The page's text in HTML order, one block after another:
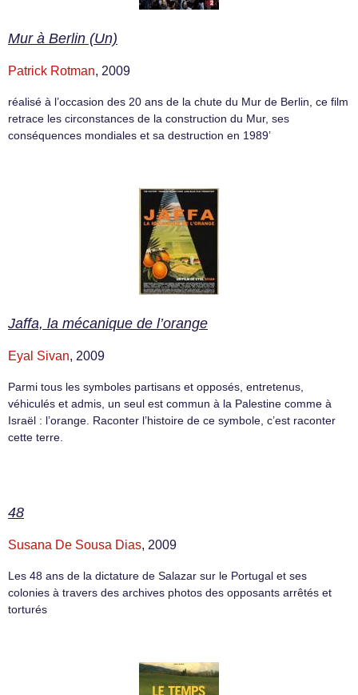
Mur à Berlin (Un)
Patrick Rotman, 2009
réalisé à l’occasion des 20 ans de la chute du Mur de Berlin, ce film
retrace les circonstances de la construction du Mur, ses
conséquences mondiales et sa destruction en 1989’
Jaffa, la mécanique de l’orange
Eyal Sivan, 2009
Parmi tous les symboles partisans et opposés, entretenus,
véhiculés et admis, un seul est commun à la Palestine comme à
Israël : l’orange. Raconter l’histoire de ce symbole, c’est raconter
cette terre.
48
Susana De Sousa Dias, 2009
Les 48 ans de la dictature de Salazar sur le Portugal et ses
colonies à travers des archives photos des opposants arrêtés et
torturés